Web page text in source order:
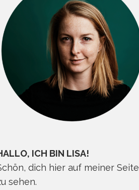
ICH BIN LISA!
dich hier auf meiner Seite
sehen.